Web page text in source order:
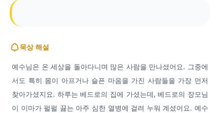
묵상 해설
예수님은 온 세상을 돌아다니며 많은 사람을 만나셨어요. 그중에
서도 특히 몸이 아프거나 슬픈 마음을 가진 사람들을 가장 먼저
찾아가셨지요. 하루는 베드로의 집에 가셨는데, 베드로의 장모님
이 이마가 펄펄 끓는 아주 심한 열병에 걸려 누워 계셨어요. 예수